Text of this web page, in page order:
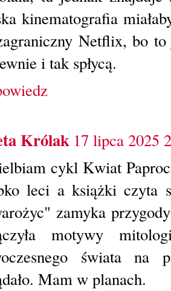
kinematografia
Netflix, bo
i tak spłycą.
Królak 17 lipca 2025
cykl Kwiat
leci a książki czyta
zamyka
motywy
świata
Mam w planach.